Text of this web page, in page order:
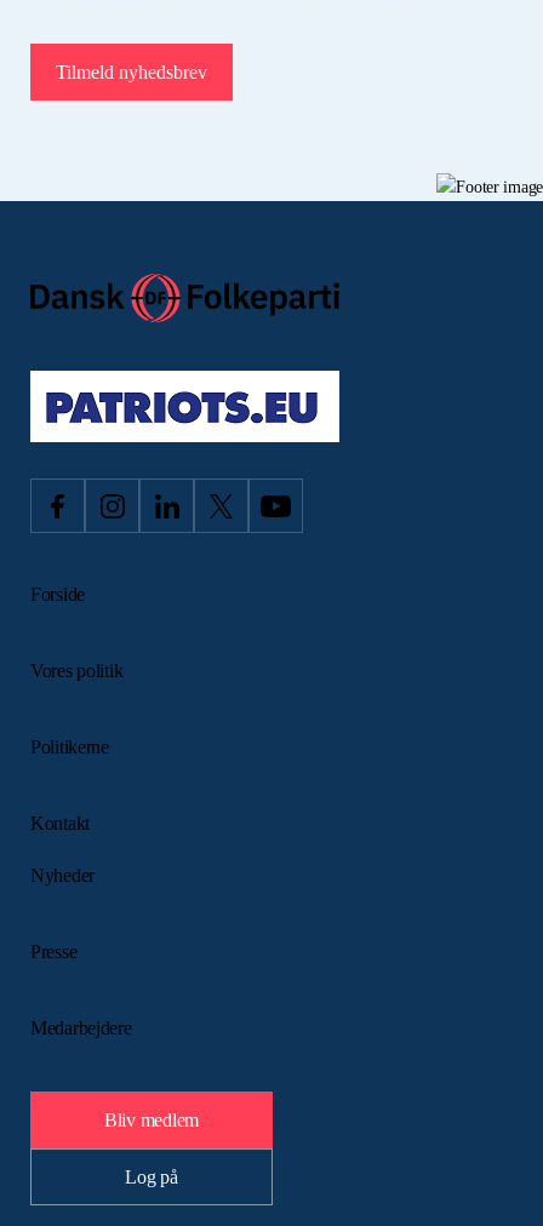
Forside
Vores politik
Politikerne
Kontakt
Nyheder
Presse
Medarbejdere
Bliv medlem
Log på